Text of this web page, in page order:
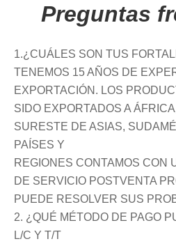
Preguntas
1.¿CUÁLES SON TUS
TENEMOS 15 AÑOS DE
EXPORTACIÓN. LOS
SIDO EXPORTADOS A
SURESTE DE ASIAS,
PAÍSES Y
REGIONES CONTAMOS CON
DE SERVICIO POSTVENTA
PUEDE RESOLVER SUS
2. ¿QUÉ MÉTODO DE PAGO
L/C Y T/T